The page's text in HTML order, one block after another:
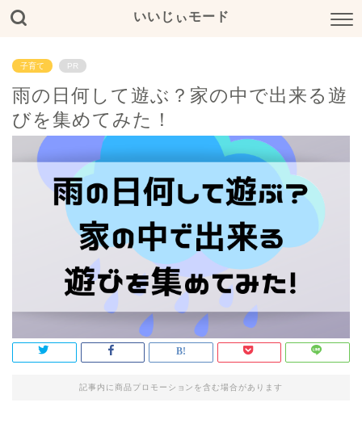
いいじぃモード
子育て PR
雨の日何して遊ぶ？家の中で出来る遊
びを集めてみた！
記事内に商品プロモーションを含む場合があります